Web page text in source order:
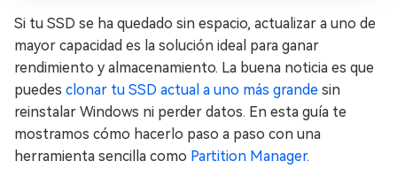
Si tu SSD se ha quedado sin espacio, actualizar a uno de
mayor capacidad es la solución ideal para ganar
rendimiento y almacenamiento. La buena noticia es que
puedes clonar tu SSD actual a uno más grande sin
reinstalar Windows ni perder datos. En esta guía te
mostramos cómo hacerlo paso a paso con una
herramienta sencilla como Partition Manager.